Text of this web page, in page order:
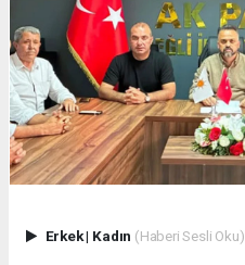
Erkek| Kadın (Haberi Sesli Oku)